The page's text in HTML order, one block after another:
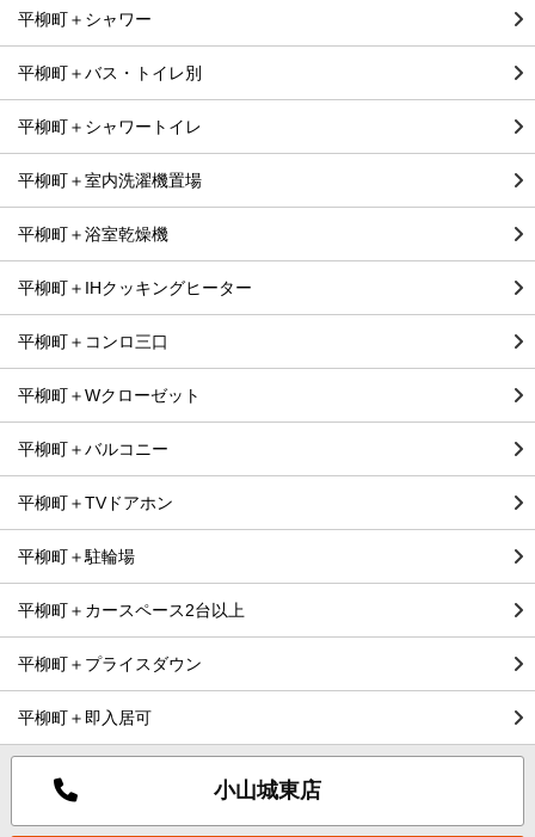
平柳町＋シャワー
平柳町＋バス・トイレ別
平柳町＋シャワートイレ
平柳町＋室内洗濯機置場
平柳町＋浴室乾燥機
平柳町＋IHクッキングヒーター
平柳町＋コンロ三口
平柳町＋Wクローゼット
平柳町＋バルコニー
平柳町＋TVドアホン
平柳町＋駐輪場
平柳町＋カースペース2台以上
平柳町＋プライスダウン
平柳町＋即入居可
小山城東店